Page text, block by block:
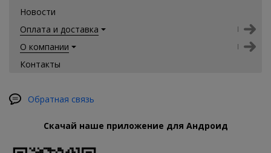
Новости
Оплата и доставка
О компании
Контакты
Обратная связь
Скачай наше приложение для Андроид